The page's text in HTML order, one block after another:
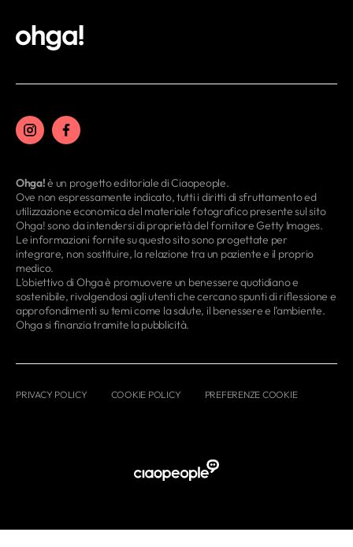
Ohga!è un progetto editoriale di Ciaopeople.
Ove non espressamente indicato, tutti i diritti di sfruttamento ed
utilizzazione economica del materiale fotografico presente sul sito
Ohga! sono da intendersi di proprietà del fornitore Getty Images.
Le informazioni fornite su questo sito sono progettate per
integrare, non sostituire, la relazione tra un paziente e il proprio
medico.
L’obiettivo di Ohga è promuovere un benessere quotidiano e
sostenibile, rivolgendosi agli utenti che cercano spunti di riflessione e
approfondimenti su temi come la salute, il benessere e l’ambiente.
Ohga si finanzia tramite la pubblicità.
PRIVACY POLICY COOKIE POLICY PREFERENZE COOKIE